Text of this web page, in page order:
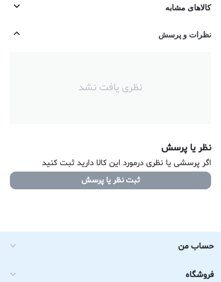
کالاهای مشابه
نظرات و پرسش
نظری یافت نشد
نظر یا پرسش
اگر پرسشی یا نظری درمورد این کالا دارید ثبت کنید
ثبت نظر یا پرسش
حساب من
فروشگاه